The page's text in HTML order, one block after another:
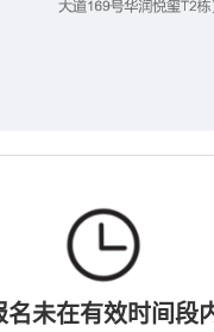
名未在有效时间段